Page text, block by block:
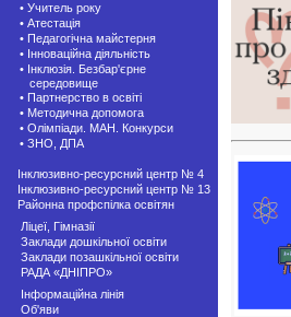
• Учитель року
• Атестація
• Педагогічна майстерня
• Інноваційна діяльність
• Інклюзія. Безбар'єрне
середовище
• Партнерство в освіті
• Методична допомога
• Олімпіади. МАН. Конкурси
• ЗНО, ДПА
Інклюзивно-ресурсний центр № 4
Інклюзивно-ресурсний центр № 13
Районна профспілка освітян
Ліцеї, Гімназії
Заклади дошкільної освіти
Заклади позашкiльної освіти
РАДА «ДНІПРО»
Інформаційна лінія
Об'яви